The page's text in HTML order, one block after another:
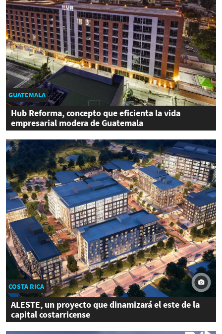
GUATEMALA
Hub Reforma, concepto que eficienta la vida
empresarial modera de Guatemala
COSTA RICA
ALESTE, un proyecto que dinamizará el este de la
capital costarricense